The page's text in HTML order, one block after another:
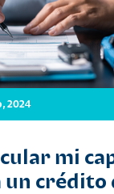
más relevantes.
2024
mi
un crédito